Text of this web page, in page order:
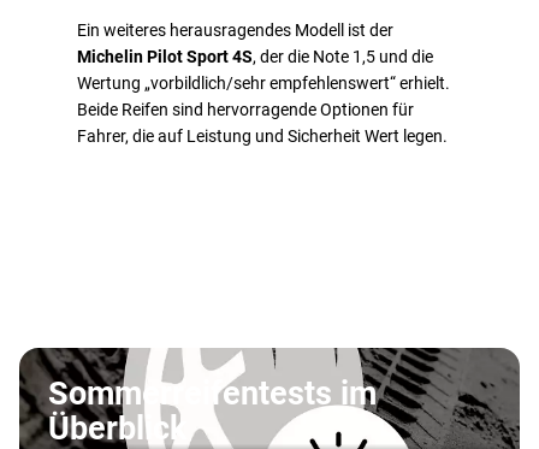
Ein weiteres herausragendes Modell ist der
Michelin Pilot Sport 4S, der die Note 1,5 und die
Wertung „vorbildlich/sehr empfehlenswert“ erhielt.
Beide Reifen sind hervorragende Optionen für
Fahrer, die auf Leistung und Sicherheit Wert legen.
Sommerreifentests im
Überblick